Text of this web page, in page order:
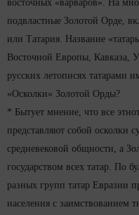
восточных «варваров». На
подвластные Золотой Орде,
или Татария. Название
Восточной Европы, Кавказа,
русских летописях татарами
«Осколки» Золотой Орды?
* Бытует мнение, что все
представляют собой осколки
средневековой общности, а
государством всех татар. По
разных групп татар Евразии
населения с заимствованием